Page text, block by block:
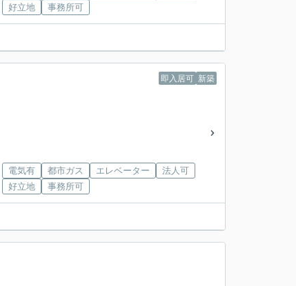
好立地
事務所可
即入居可 新築
電気有 都市ガス エレベーター
法人可
好立地
事務所可